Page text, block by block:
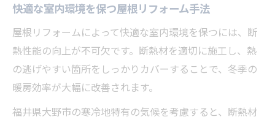
快適な室内環境を保つ屋根リフォーム手法
屋根リフォームによって快適な室内環境を保つには、断
熱性能の向上が不可欠です。断熱材を適切に施工し、熱
の逃げやすい箇所をしっかりカバーすることで、冬季の
暖房効率が大幅に改善されます。
福井県大野市の寒冷地特有の気候を考慮すると、断熱材